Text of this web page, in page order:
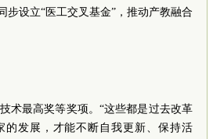
设立“医工交叉基金”，推动产教融合
术最高奖等奖项。“这些都是过去改革
发展，才能不断自我更新、保持活